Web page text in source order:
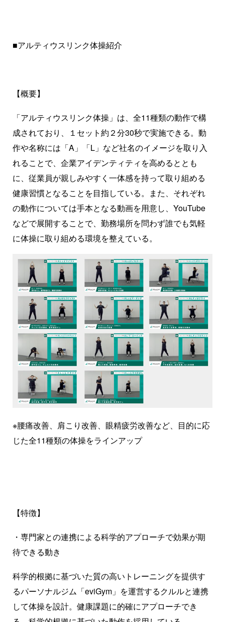
■アルティウスリンク体操紹介
【概要】
「アルティウスリンク体操」は、全11種類の動作で構
成されており、１セット約２分30秒で実施できる。動
作や名称には「A」「L」など社名のイメージを取り入
れることで、企業アイデンティティを高めるととも
に、従業員が親しみやすく一体感を持って取り組める
健康習慣となることを目指している。また、それぞれ
の動作については手本となる動画を用意し、YouTube
などで展開することで、勤務場所を問わず誰でも気軽
に体操に取り組める環境を整えている。
※腰痛改善、肩こり改善、眼精疲労改善など、目的に応
じた全11種類の体操をラインアップ
【特徴】
・専門家との連携による科学的アプローチで効果が期
待できる動き
科学的根拠に基づいた質の高いトレーニングを提供す
るパーソナルジム「eviGym」を運営するクルルと連携
して体操を設計。健康課題に的確にアプローチでき